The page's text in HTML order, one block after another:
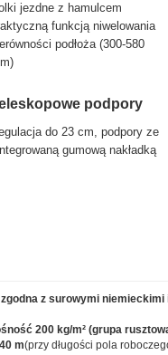
jezdne z hamulcem
funkcją niwelowania
podłoża (300-580
podpory
do 23 cm, podpory ze
gumową nakładką
z surowymi
200 kg/m² (grupa
m(przy długości pola